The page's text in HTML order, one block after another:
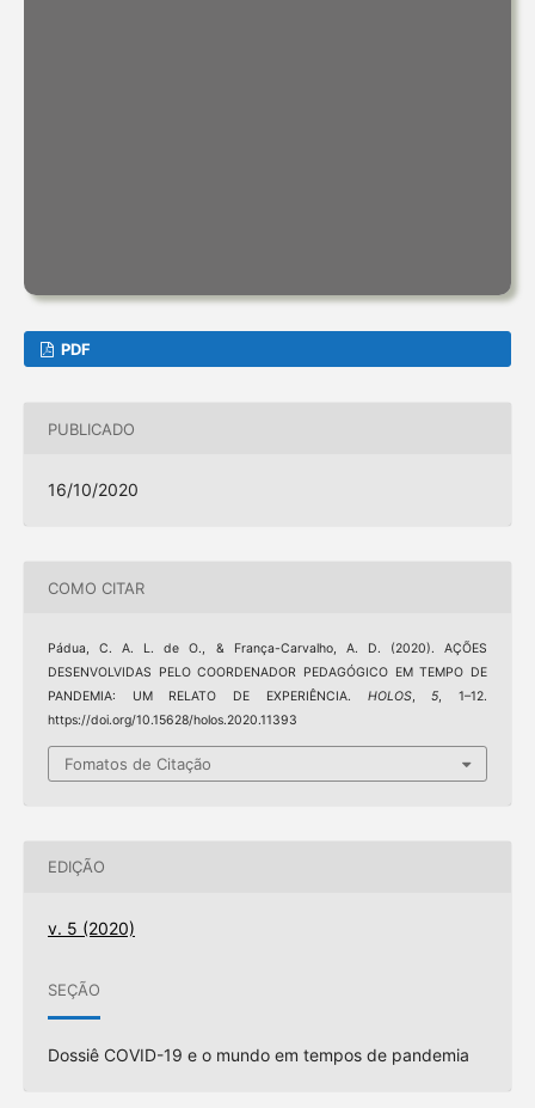
PDF
PUBLICADO
16/10/2020
COMO CITAR
Pádua, C. A. L. de O., & França-Carvalho, A. D. (2020). AÇÕES
DESENVOLVIDAS PELO COORDENADOR PEDAGÓGICO EM TEMPO DE
PANDEMIA: UM RELATO DE EXPERIÊNCIA. HOLOS,5, 1–12.
https://doi.org/10.15628/holos.2020.11393
Fomatos de Citação
EDIÇÃO
v. 5 (2020)
SEÇÃO
Dossiê COVID-19 e o mundo em tempos de pandemia